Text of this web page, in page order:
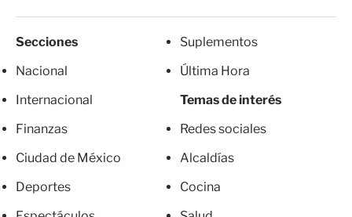
Secciones
Nacional
Internacional
Finanzas
Ciudad de México
Deportes
Suplementos
Última Hora
Temas de interés
Redes sociales
Alcaldías
Cocina